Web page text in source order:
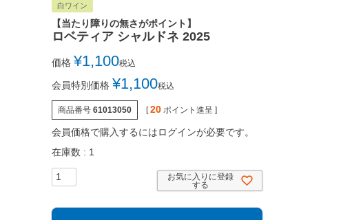
白ワイン
【当たり障りの無さがポイント】
ロベティア シャルドネ 2025
価格 ¥1,100税込
会員特別価格 ¥1,100税込
商品番号 61013050 [ 20 ポイント進呈 ]
会員価格で購入するにはログインが必要です。
在庫数
1
お気に入りに登録
する